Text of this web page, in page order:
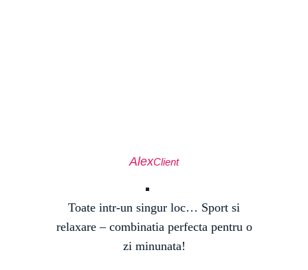
AlexClient
Toate intr-un singur loc… Sport si
relaxare – combinatia perfecta pentru o
zi minunata!